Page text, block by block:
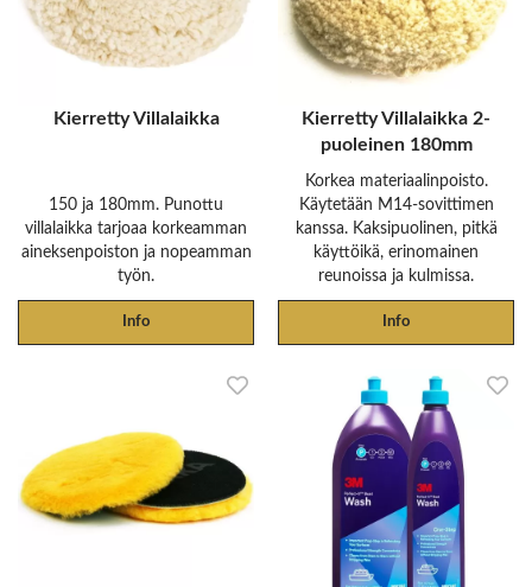
Kierretty Villalaikka
150 ja 180mm. Punottu
villalaikka tarjoaa korkeamman
aineksenpoiston ja nopeamman
työn.
Info
Kierretty Villalaikka 2-
puoleinen 180mm
Korkea materiaalinpoisto.
Käytetään M14-sovittimen
kanssa. Kaksipuolinen, pitkä
käyttöikä, erinomainen
reunoissa ja kulmissa.
Info